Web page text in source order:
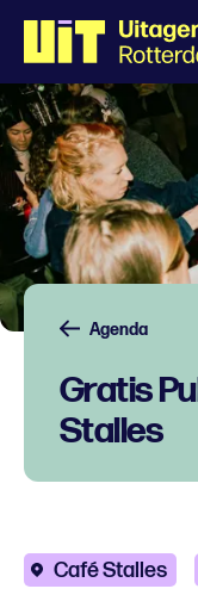
Agenda
Gratis
Stalles
Café Stalles